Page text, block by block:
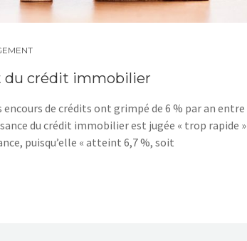
du crédit immobilier
de crédits ont grimpé de 6 % par an entre
du crédit immobilier est jugée « trop rapide »
puisqu’elle « atteint 6,7 %, soit